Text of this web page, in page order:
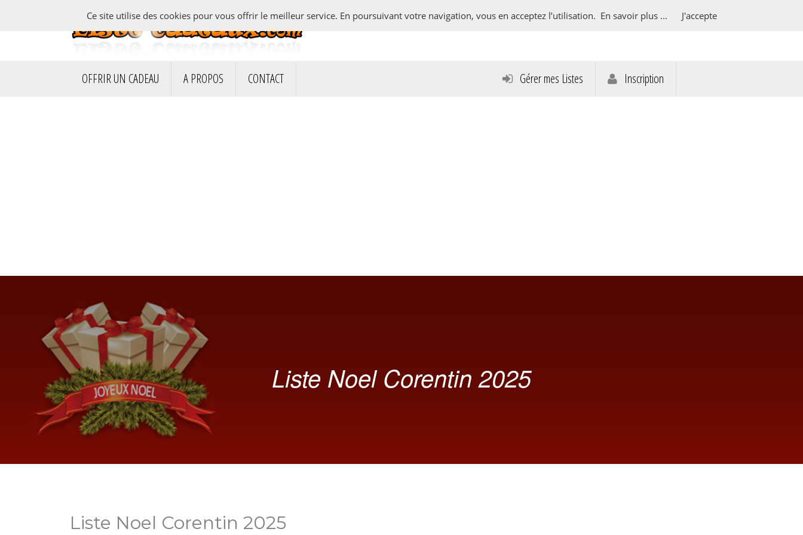
OFFRIR UN CADEAU A PROPOS CONTACT Gérer mes Listes Inscription
Liste Noel Corentin 2025
Liste Noel Corentin 2025
Ce site utilise des cookies pour vous offrir le meilleur service. En poursuivant votre navigation, vous en acceptez l’utilisation. En savoir plus ... J'accepte